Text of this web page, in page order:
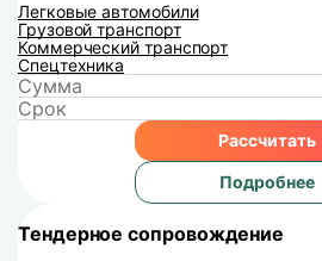
Легковые автомобили
Грузовой транспорт
Коммерческий транспорт
Спецтехника
Сумма
Срок
Рассчитать
Подробнее
Тендерное сопровождение